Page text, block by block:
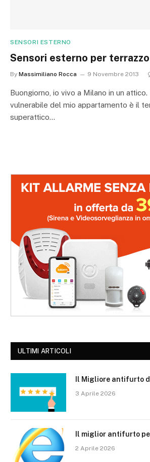
SENSORI ESTERNO
Sensori esterno per
By Massimiliano Rocca 9 Novembre 2013
Buongiorno, io vivo a Milano in un attico.
vulnerabile del mio appartamento è il
superattico…
ULTIMI ARTICOLI
Il Migliore antifurto
3 Aprile 2026
Il miglior antifurto
2 Aprile 2026